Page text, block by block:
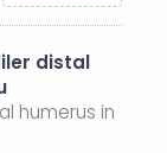
distal
humerus in